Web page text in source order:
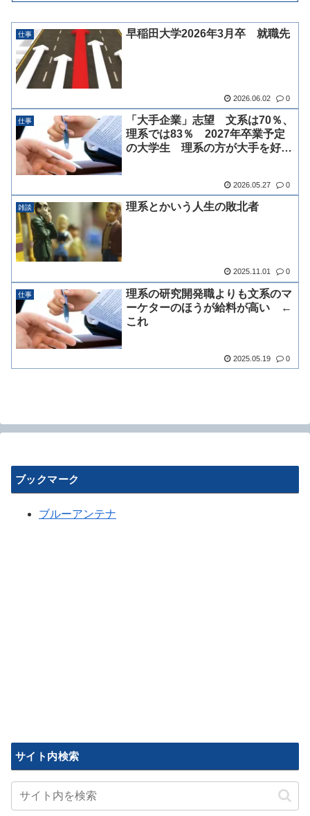
仕事 早稲田大学2026年3月卒 就職先
2026.06.02 0
仕事
「大手企業」志望 文系は70％、
理系では83％ 2027年卒業予定
の大学生 理系の方が大手を好む
2026.05.27 0
雑談 理系とかいう人生の敗北者
2025.11.01 0
仕事
理系の研究開発職よりも文系のマ
ーケターのほうが給料が高い ←
これ
2025.05.19 0
ブックマーク
ブルーアンテナ
サイト内検索